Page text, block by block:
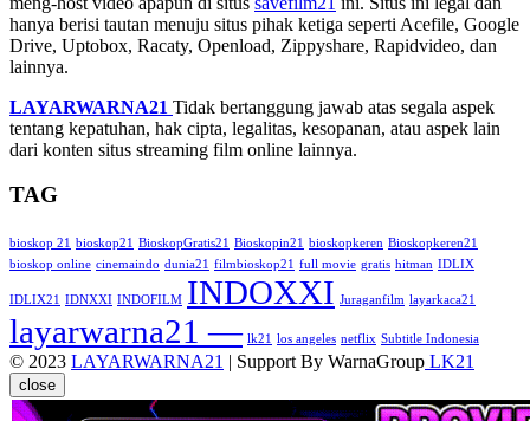
hanya berisi tautan menuju situs pihak ketiga seperti Acefile, Google
Drive, Uptobox, Racaty, Openload, Zippyshare, Rapidvideo, dan
lainnya.
LAYARWARNA21 Tidak bertanggung jawab atas segala aspek
tentang kepatuhan, hak cipta, legalitas, kesopanan, atau aspek lain
dari konten situs streaming film online lainnya.
TAG
bioskop 21 bioskop21 BioskopGratis21 Bioskopin21 bioskopkeren Bioskopkeren21
bioskop online cinemaindo dunia21 filmbioskop21 full movie gratis hitman IDLIX
IDLIX21 IDNXXI INDOFILM INDOXXI Juraganfilm layarkaca21
layarwarna21 — lk21 los angeles netflix Subtitle Indonesia
© 2023 LAYARWARNA21 | Support By WarnaGroup LK21
close